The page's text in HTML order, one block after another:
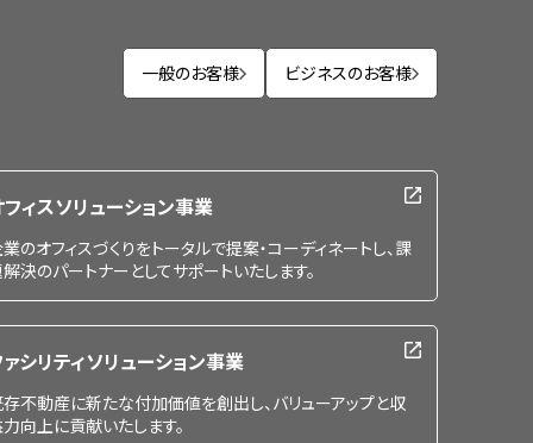
一般のお客様 ビジネスのお客様
フィスソリューション事業
のオフィスづくりをトータルで提案・コーディネートし、課
決のパートナーとしてサポートいたします。
ァシリティソリューション事業
存不動産に新たな付加価値を創出し、バリューアップと収
向上に貢献いたします。